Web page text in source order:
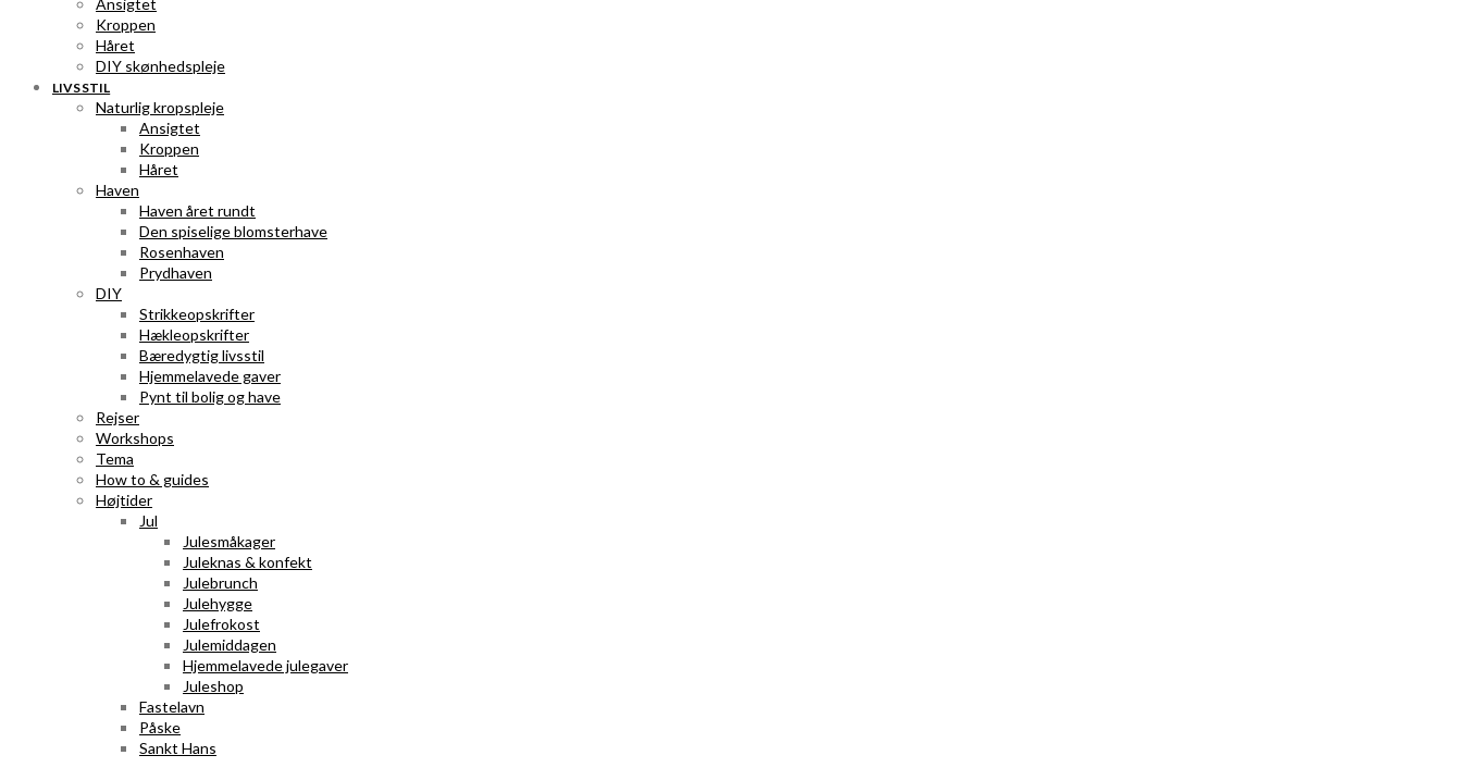
Ansigtet
Kroppen
Håret
DIY skønhedspleje
LIVSSTIL
Naturlig kropspleje
Ansigtet
Kroppen
Håret
Haven
Haven året rundt
Den spiselige blomsterhave
Rosenhaven
Prydhaven
DIY
Strikkeopskrifter
Hækleopskrifter
Bæredygtig livsstil
Hjemmelavede gaver
Pynt til bolig og have
Rejser
Workshops
Tema
How to & guides
Højtider
Jul
Julesmåkager
Juleknas & konfekt
Julebrunch
Julehygge
Julefrokost
Julemiddagen
Hjemmelavede julegaver
Juleshop
Fastelavn
Påske
Sankt Hans